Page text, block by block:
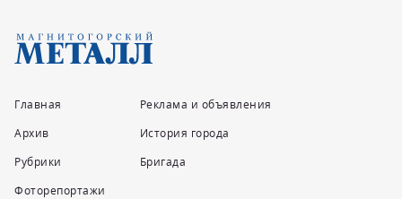
Главная
Архив
Рубрики
Фоторепортажи
Реклама и объявления
История города
Бригада